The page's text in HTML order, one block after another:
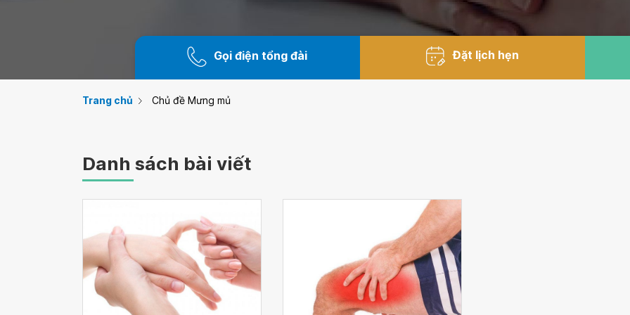
Gọi điện tổng đài Đặt lịch hẹn
Trang chủ Chủ đề Mưng mủ
Danh sách bài viết